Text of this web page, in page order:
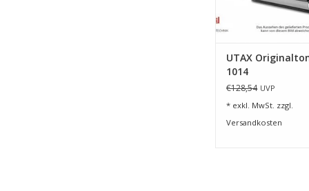
UTAX
1014
€128,54 UVP
* exkl. MwSt. zzgl.
Versandkosten